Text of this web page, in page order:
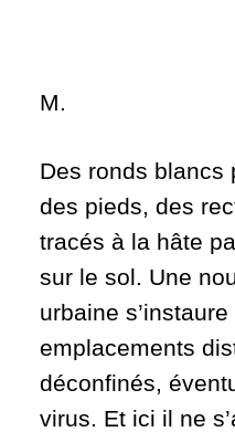
M.
Des ronds blancs
des pieds, des
tracés à la hâte
sur le sol. Une
urbaine
emplacements
déconfinés,
virus. Et ici il ne